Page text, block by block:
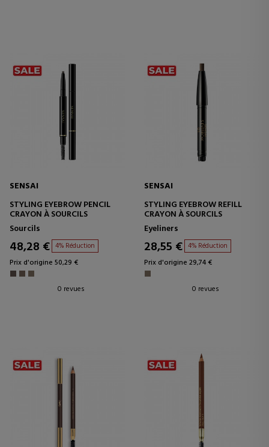
SENSAI
STYLING EYEBROW PENCIL
CRAYON À SOURCILS
Sourcils
48,28 € 4% Réduction
Prix d'origine 50,29 €
0 revues
SENSAI
STYLING EYEBROW REFILL
CRAYON À SOURCILS
Eyeliners
28,55 € 4% Réduction
Prix d'origine 29,74 €
0 revues